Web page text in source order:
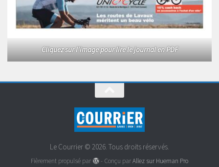
Cliquez sur l'image pour lire le journal en PDF
Le Courrier © 2026. Tous droits réservés.
Fièrement propulsé par - Conçu parAllez sur Hueman Pro